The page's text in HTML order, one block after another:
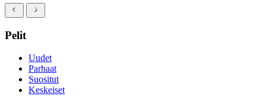
Pelit
Uudet
Parhaat
Suositut
Keskeiset